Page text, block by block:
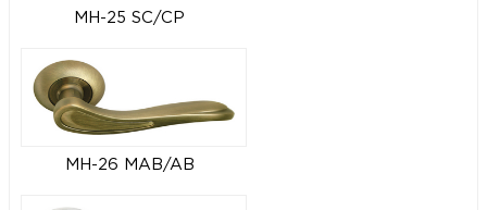
MH-25 SC/CP
MH-26 MAB/AB